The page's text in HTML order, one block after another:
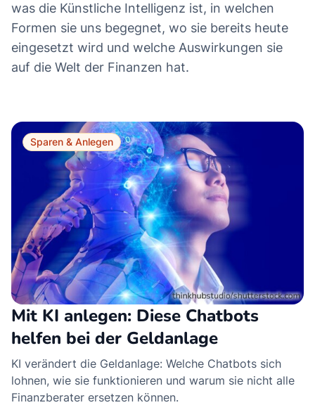
was die Künstliche Intelligenz ist, in welchen
Formen sie uns begegnet, wo sie bereits heute
eingesetzt wird und welche Auswirkungen sie
auf die Welt der Finanzen hat.
Sparen & Anlegen
Mit KI anlegen: Diese Chatbots
helfen bei der Geldanlage
KI verändert die Geldanlage: Welche Chatbots sich
lohnen, wie sie funktionieren und warum sie nicht alle
Finanzberater ersetzen können.